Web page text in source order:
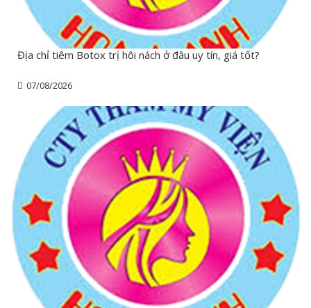
Địa chỉ tiêm Botox trị hôi nách ở đâu uy tín, giá tốt?
07/08/2026